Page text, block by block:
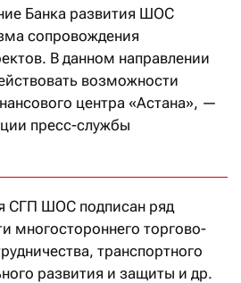
Банка развития ШОС
сопровождения
В данном направлении
возможности
центра «Астана», —
пресс-службы
СГП ШОС подписан ряд
многостороннего торгово-
транспортного
развития и защиты и др.